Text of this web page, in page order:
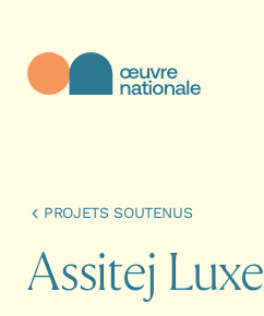
PROJETS SOUTENUS
Assitej Luxe